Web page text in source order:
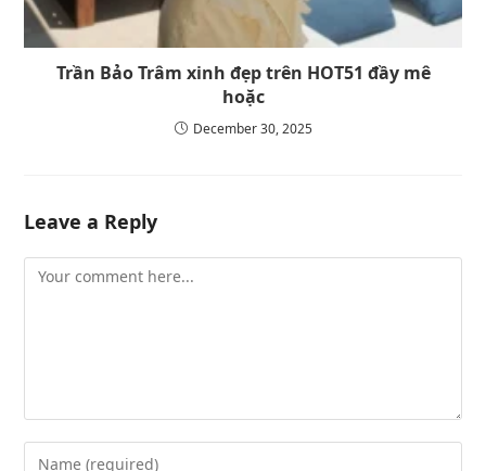
Trần Bảo Trâm xinh đẹp trên HOT51 đầy mê
hoặc
December 30, 2025
Leave a Reply